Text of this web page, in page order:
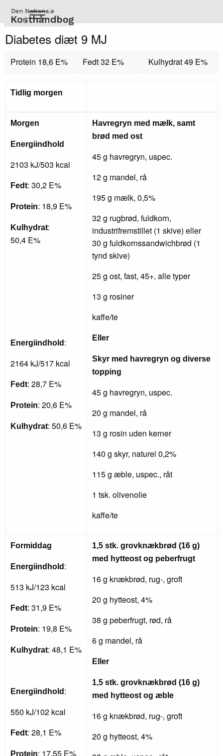
hovedindhold
Diabetes diæt 9 MJ
Protein 18,6 E% Fedt 32 E% Kulhydrat 49 E%
Tidlig morgen
Morgen
Energiindhold
2103 kJ/503 kcal
Fedt: 30,2 E%
Protein: 18,9 E%
Kulhydrat:
50,4 E%
Energiindhold :
2164 kJ/517 kcal
Fedt: 28,7 E%
Protein: 20,6 E%
Kulhydrat: 50,6 E%
Havregryn med mælk, samt
brød med ost
45 g havregryn, uspec.
12 g mandel, rå
195 g mælk, 0,5%
32 g rugbrød, fuldkorn,
industrifremstillet (1 skive) eller
30 g fuldkornssandwichbrød (1
tynd skive)
25 g ost, fast, 45+, alle typer
13 g rosiner
kaffe/te
Eller
Skyr med havregryn og diverse
topping
45 g havregryn, uspec.
20 g mandel, rå
13 g rosin uden kerner
140 g skyr, naturel 0,2%
115 g æble, uspec., råt
1 tsk. olivenolie
kaffe/te
Formiddag
Energiindhold :
513 kJ/123 kcal
Fedt: 31,9 E%
Protein: 19,8 E%
Kulhydrat: 48,1 E%
Energiindhold :
550 kJ/102 kcal
Fedt: 28,1 E%
Protein: 17,55 E%
1,5 stk. grovknækbrød (16 g)
med hytteost og peberfrugt
16 g knækbrød, rug-, groft
20 g hytteost, 4%
38 g peberfrugt, rød, rå
6 g mandel, rå
Eller
1,5 stk. grovknækbrød (16 g)
med hytteost og æble
16 g knækbrød, rug-, groft
20 g hytteost, 4%